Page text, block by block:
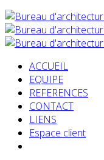
ACCUEIL
EQUIPE
REFERENCES
CONTACT
LIENS
Espace client